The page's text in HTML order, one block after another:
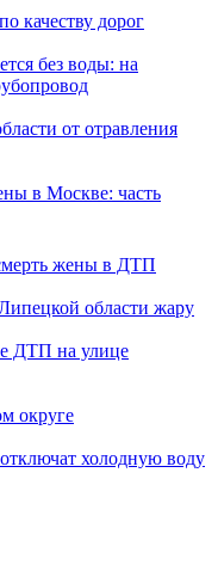
качеству дорог
без воды: на
от отравления
в Москве: часть
смерть жены в ДТП
области жару
ДТП на улице
округе
холодную воду